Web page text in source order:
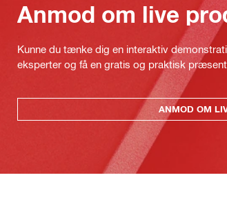
Anmod om live
Kunne du tænke dig en interaktiv
eksperter og få en gratis og praktisk
ANMOD OM